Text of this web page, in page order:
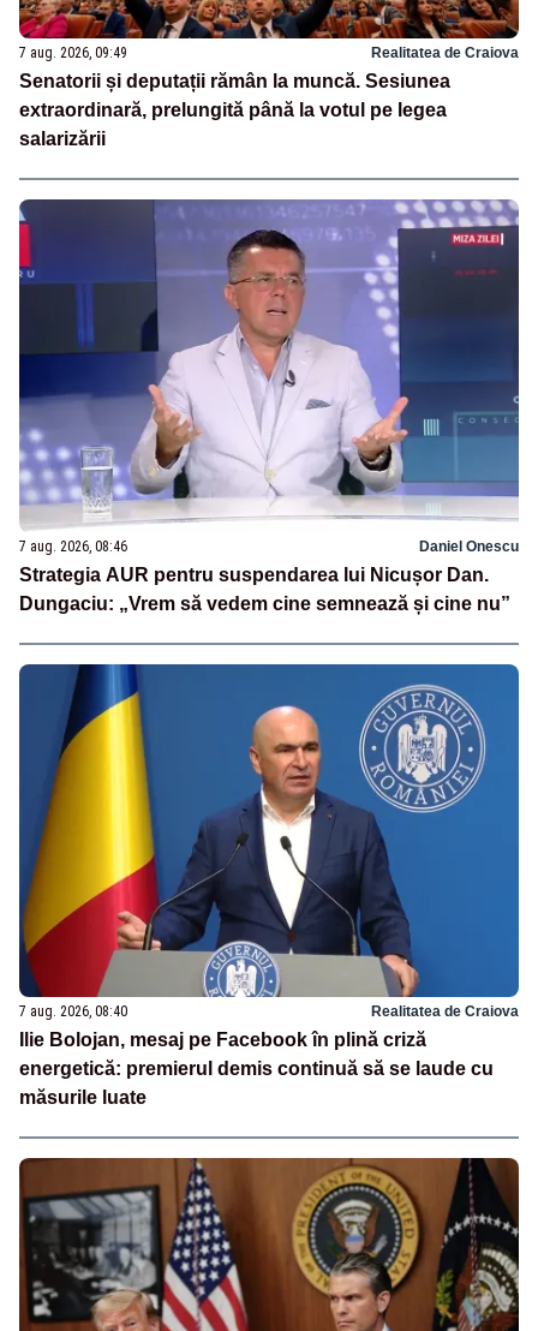
7 aug. 2026, 09:49 Realitatea de Craiova
Senatorii și deputații rămân la muncă. Sesiunea
extraordinară, prelungită până la votul pe legea
salarizării
7 aug. 2026, 08:46 Daniel Onescu
Strategia AUR pentru suspendarea lui Nicușor Dan.
Dungaciu: „Vrem să vedem cine semnează și cine nu”
7 aug. 2026, 08:40 Realitatea de Craiova
Ilie Bolojan, mesaj pe Facebook în plină criză
energetică: premierul demis continuă să se laude cu
măsurile luate